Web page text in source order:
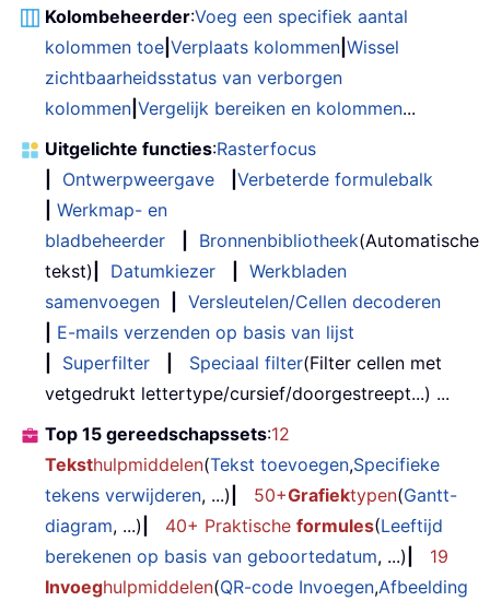
Kolombeheerder:Voeg een specifiek aantal
kolommen toe Verplaats kolommen Wissel
zichtbaarheidsstatus van verborgen
kolommen Vergelijk bereiken en kolommen...
Uitgelichte functies:Rasterfocus
Ontwerpweergave
Verbeterde formulebalk
Werkmap- en
bladbeheerder
Bronnenbibliotheek(Automatische
tekst)
Datumkiezer
Werkbladen
samenvoegen
Versleutelen/Cellen decoderen
E-mails verzenden op basis van lijst
Superfilter Speciaal filter(Filter cellen met
vetgedrukt lettertype/cursief/doorgestreept...) ...
Top 15 gereedschapssets:12
Teksthulpmiddelen(Tekst toevoegen,Specifieke
tekens verwijderen, ...) 50+Grafiektypen(Gantt-
diagram, ...) 40+ Praktische formules(Leeftijd
berekenen op basis van geboortedatum, ...)
19
Invoeghulpmiddelen(QR-code Invoegen,Afbeelding